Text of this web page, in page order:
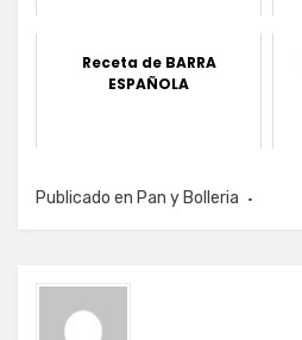
Receta de BARRA
ESPAÑOLA
Publicado en Pan y Bolleria